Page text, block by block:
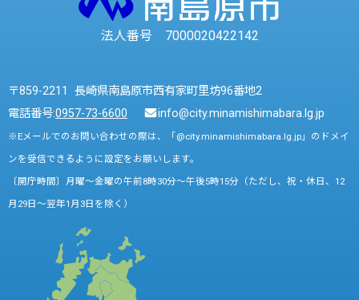
法人番号 7000020422142
〒859-2211 長崎県南島原市西有家町里坊96番地2
電話番号:0957-73-6600 info@city.minamishimabara.lg.jp
※Eメールでのお問い合わせの際は、「@city.minamishimabara.lg.jp」のドメイ
ンを受信できるように設定をお願いします。
〔開庁時間〕月曜～金曜の午前8時30分～午後5時15分（ただし、祝・休日、12
月29日～翌年1月3日を除く）